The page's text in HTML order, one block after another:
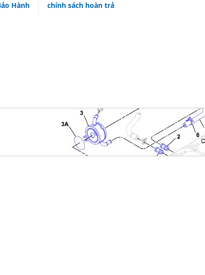
Hành chính sách hoàn trả